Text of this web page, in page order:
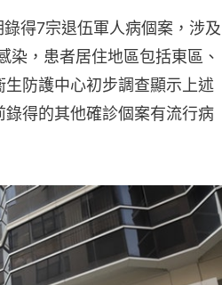
得7宗退伍軍人病個案，涉及
染，患者居住地區包括東區、
防護中心初步調查顯示上述
得的其他確診個案有流行病